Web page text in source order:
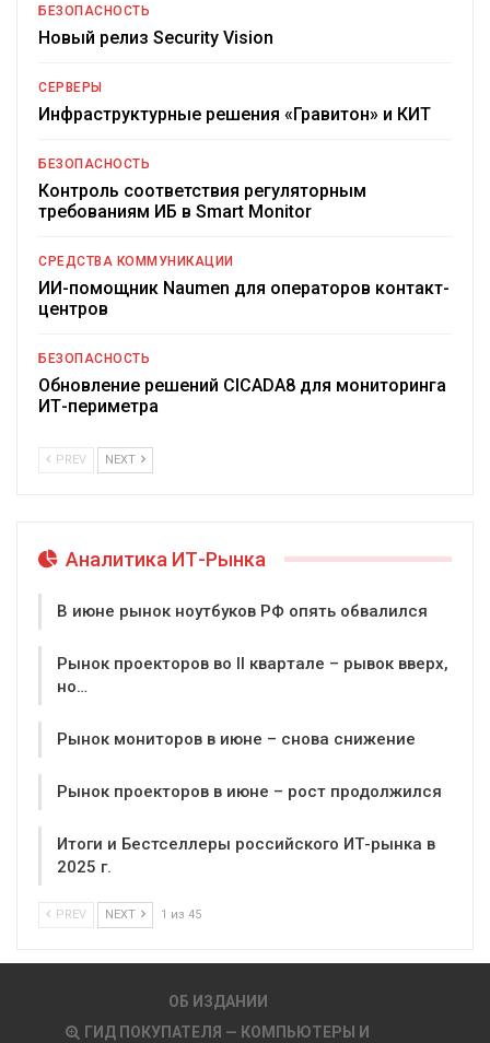
БЕЗОПАСНОСТЬ
Новый релиз Security Vision
СЕРВЕРЫ
Инфраструктурные решения «Гравитон» и КИТ
БЕЗОПАСНОСТЬ
Контроль соответствия регуляторным
требованиям ИБ в Smart Monitor
СРЕДСТВА КОММУНИКАЦИИ
ИИ-помощник Naumen для операторов контакт-
центров
БЕЗОПАСНОСТЬ
Обновление решений CICADA8 для мониторинга
ИТ-периметра
PREV NEXT
Аналитика ИТ-Рынка
В июне рынок ноутбуков РФ опять обвалился
Рынок проекторов во II квартале – рывок вверх,
но…
Рынок мониторов в июне – снова снижение
Рынок проекторов в июне – рост продолжился
Итоги и Бестселлеры российского ИТ-рынка в
2025 г.
PREV NEXT 1 из 45
ОБ ИЗДАНИИ
ГИД ПОКУПАТЕЛЯ — КОМПЬЮТЕРЫ И